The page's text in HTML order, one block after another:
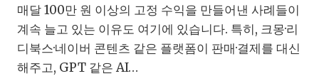
매달 100만 원 이상의 고정 수익을 만들어낸 사례들이
계속 늘고 있는 이유도 여기에 있습니다. 특히, 크몽·리
디북스·네이버 콘텐츠 같은 플랫폼이 판매·결제를 대신
해주고, GPT 같은 AI…